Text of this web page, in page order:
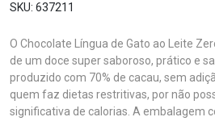
637211
O Chocolate Língua de Gato ao Leite
de um doce super saboroso, prático e
produzido com 70% de cacau, sem
quem faz dietas restritivas, por não
significativa de calorias. A embalagem